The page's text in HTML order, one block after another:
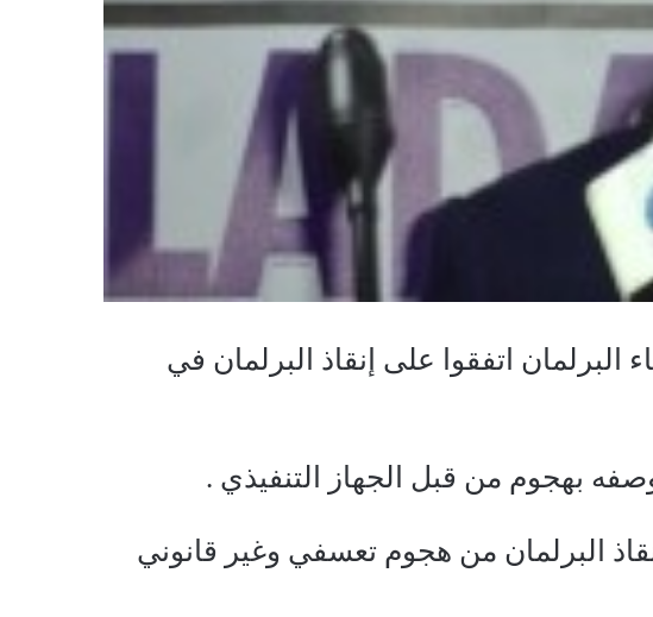
اتفقوا على إنقاذ البرلمان في
بهجوم من قبل الجهاز التنفيذي .
البرلمان من هجوم تعسفي وغير قانوني